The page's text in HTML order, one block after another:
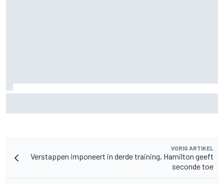
VORIG ARTIKEL
Verstappen imponeert in derde training, Hamilton geeft
seconde toe